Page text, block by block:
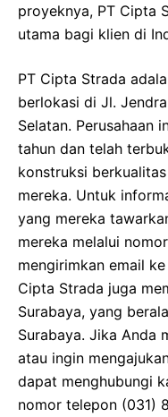
proyeknya, PT Cipta
utama bagi klien di
PT Cipta Strada
berlokasi di Jl.
Selatan. Perusahaan
tahun dan telah
konstruksi
mereka. Untuk
yang mereka
mereka melalui
mengirimkan email
Cipta Strada juga
Surabaya, yang
Surabaya. Jika Anda
atau ingin
dapat menghubungi
nomor telepon (031)